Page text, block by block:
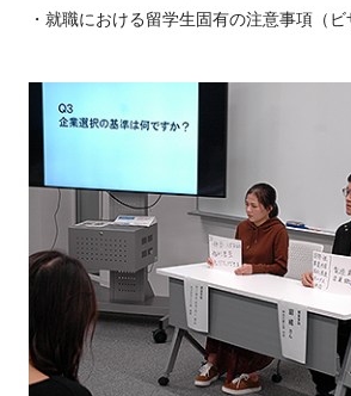
・就職における留学生固有の注意事項（ビ